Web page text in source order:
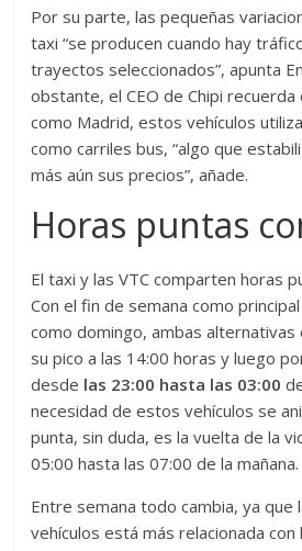
Por su parte, las pequeñas
taxi “se producen cuando hay
trayectos seleccionados”, apunta
obstante, el CEO de Chipi recuerda
como Madrid, estos vehículos
como carriles bus, “algo que
más aún sus precios”, añade.
Horas puntas
El taxi y las VTC comparten horas
Con el fin de semana como
como domingo, ambas
su pico a las 14:00 horas y luego
desde las 23:00 hasta las 03:00
necesidad de estos vehículos se
punta, sin duda, es la vuelta de la
05:00 hasta las 07:00 de la mañana.
Entre semana todo cambia, ya que
vehículos está más relacionada con